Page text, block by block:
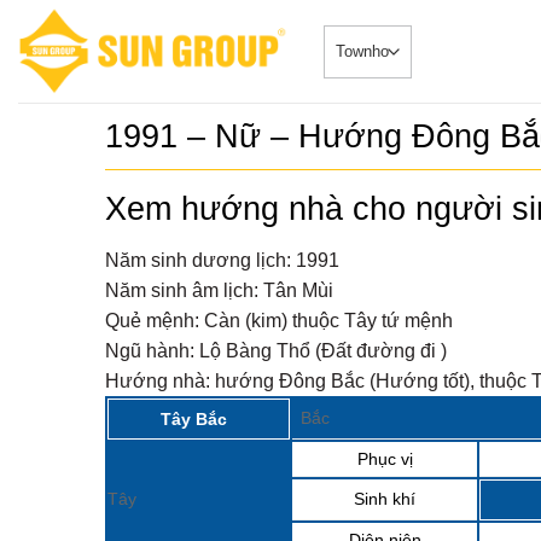
content
1991 – Nữ – Hướng Đông
Xem hướng nhà cho người
Năm sinh dương lịch: 1991
Năm sinh âm lịch: Tân Mùi
Quẻ mệnh: Càn (kim) thuộc Tây tứ mệnh
Ngũ hành: Lộ Bàng Thổ (Đất đường đi )
Hướng nhà: hướng Đông Bắc (Hướng tốt), thuộc
Tây Bắc Bắc
Tây
Phục vị
Sinh khí